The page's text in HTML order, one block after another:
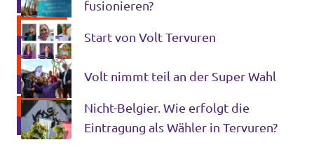
fusionieren?
Start von Volt Tervuren
Volt nimmt teil an der Super Wahl
Nicht-Belgier. Wie erfolgt die
Eintragung als Wähler in Tervuren?